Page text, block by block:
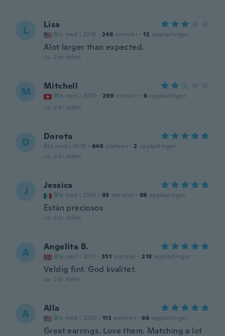
L Lisa
Ble med i 2018 · 248 omtaler · 12 opplastinger
Alot larger than expected.
ca. 2 år siden
M Mitchell
Ble med i 2020 · 299 omtaler · 6 opplastinger
ca. 2 år siden
D Dorota
Ble med i 2019 · 640 omtaler · 2 opplastinger
ca. 2 år siden
J Jessica
Ble med i 2019 · 93 omtaler · 89 opplastinger
Están preciosos
ca. 2 år siden
A Angelita B.
Ble med i 2017 · 351 omtaler · 218 opplastinger
Veldig fint. God kvalitet.
ca. 2 år siden
A Alla
Ble med i 2020 · 113 omtaler · 66 opplastinger
Great earrings. Love them. Matching a lot